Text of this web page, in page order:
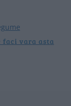
faci vara asta